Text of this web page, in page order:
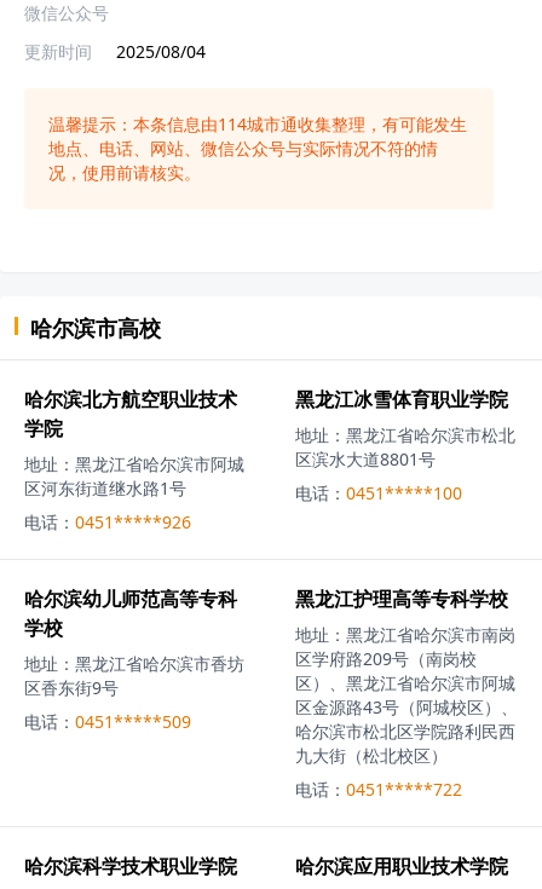
微信公众号
更新时间
2025/08/04
温馨提示：本条信息由114城市通收集整理，有可能发生
地点、电话、网站、微信公众号与实际情况不符的情
况，使用前请核实。
哈尔滨市高校
哈尔滨北方航空职业技术
学院
地址： 黑龙江省哈尔滨市阿城
区河东街道继水路1号
电话： 0451*****926
黑龙江冰雪体育职业学院
地址： 黑龙江省哈尔滨市松北
区滨水大道8801号
电话： 0451*****100
哈尔滨幼儿师范高等专科
学校
地址： 黑龙江省哈尔滨市香坊
区香东街9号
电话： 0451*****509
黑龙江护理高等专科学校
地址： 黑龙江省哈尔滨市南岗
区学府路209号（南岗校
区）、黑龙江省哈尔滨市阿城
区金源路43号（阿城校区）、
哈尔滨市松北区学院路利民西
九大街（松北校区）
电话： 0451*****722
哈尔滨科学技术职业学院 哈尔滨应用职业技术学院